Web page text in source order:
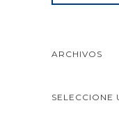
ARCHIVOS
SELECCIONE